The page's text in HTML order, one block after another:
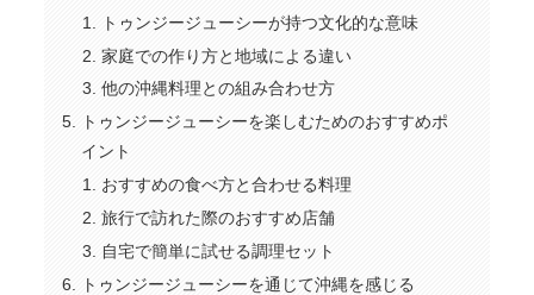
トゥンジージューシーが持つ文化的な意味
家庭での作り方と地域による違い
他の沖縄料理との組み合わせ方
トゥンジージューシーを楽しむためのおすすめポ
イント
おすすめの食べ方と合わせる料理
旅行で訪れた際のおすすめ店舗
自宅で簡単に試せる調理セット
トゥンジージューシーを通じて沖縄を感じる